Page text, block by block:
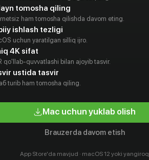
tomosha qiling
ham tomosha qilishda davom eting.
ishlash tezligi
uchun yaratilgan silliq ijro.
4K sifat
qo'llab-quvvatlashi bilan ajoyib tasvir.
ustida tasvir
turib ham tomosha qiling.
Mac uchun yuklab olish
Brauzerda davom etish
App Store'da mavjud · macOS 12 yoki yangiroq